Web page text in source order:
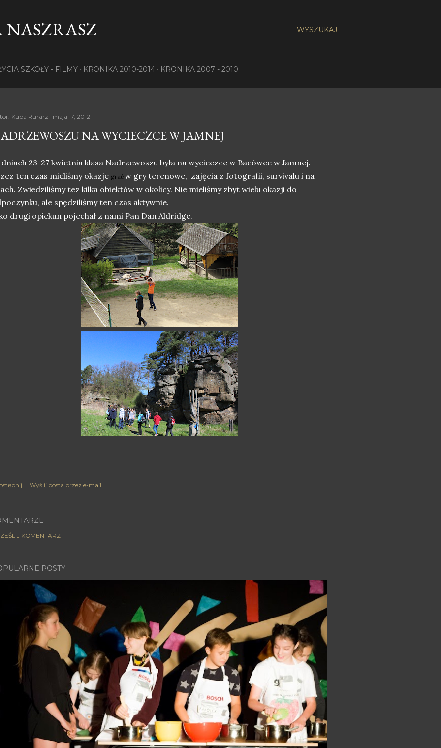
WYSZUKAJ
SZKOŁY - FILMY KRONIKA 2010-2014 KRONIKA 2007 - 2010
Kuba Rurarz maja 17, 2012
NA WYCIECZCE W JAMNEJ
23-27 kwietnia klasa Nadrzewoszu była na wycieczce w Bacówce w Jamnej.
ten czas mieliśmy okazje grać w gry terenowe, zajęcia z fotografii, survivalu i na
Zwiedziliśmy tez kilka obiektów w okolicy. Nie mieliśmy zbyt wielu okazji do
ale spędziliśmy ten czas aktywnie.
drugi opiekun pojechał z nami Pan Dan Aldridge.
Wyślij posta przez e-mail
KOMENTARZ
POSTY